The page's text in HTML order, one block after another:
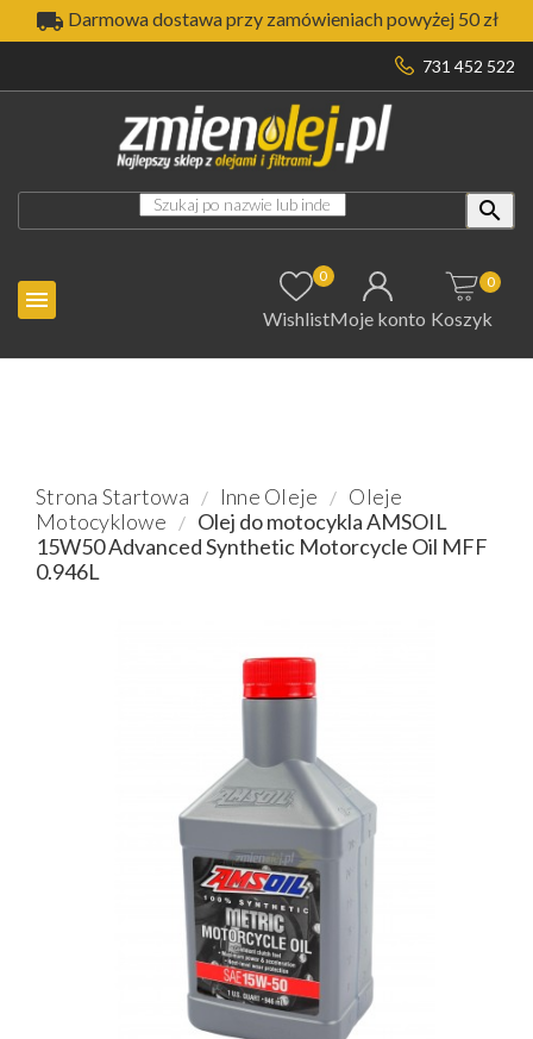
 Darmowa dostawa przy zamówieniach powyżej 50 zł
731 452 522


0
WishlistMoje konto Koszyk
0
Strona Startowa Inne Oleje
Oleje
Motocyklowe
Olej do motocykla AMSOIL
15W50 Advanced Synthetic Motorcycle Oil MFF
0.946L